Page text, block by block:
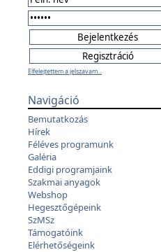
Elfelejtettem a jelszavam...
Navigáció
Bemutatkozás
Hírek
Féléves programunk
Galéria
Eddigi programjaink
Szakmai anyagok
Webshop
Hegesztőgépeink
SzMSz
Támogatóink
Elérhetőségeink